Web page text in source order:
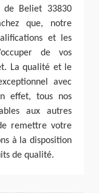
Beliet 33830
que, notre
et les
de vos
La qualité et le
avec
effet, tous nos
aux autres
remettre votre
à la disposition
de qualité.